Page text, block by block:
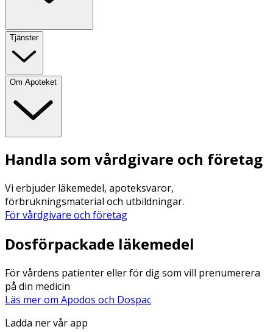
Tjänster
Om Apoteket
Handla som vårdgivare och företag
Vi erbjuder läkemedel, apoteksvaror,
förbrukningsmaterial och utbildningar.
För vårdgivare och företag
Dosförpackade läkemedel
För vårdens patienter eller för dig som vill prenumerera
på din medicin
Läs mer om Apodos och Dospac
Ladda ner vår app